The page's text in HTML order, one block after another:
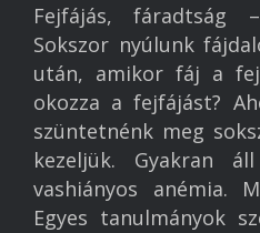
Fejfájás, fáradtság
Sokszor nyúlunk
után, amikor fáj a
okozza a fejfájást?
szüntetnénk meg
kezeljük. Gyakran
vashiányos anémia.
Egyes tanulmányok